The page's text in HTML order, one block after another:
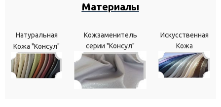
Материалы
Натуральная
Кожа "Консул"
Кожзаменитель
серии "Консул"
Искусственная
Кожа